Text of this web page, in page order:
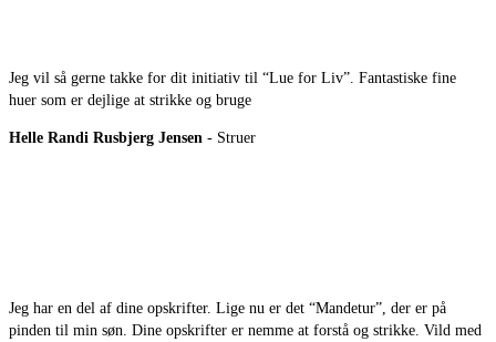
Jeg vil så gerne takke for dit initiativ til “Lue for Liv”. Fantastiske fine
huer som er dejlige at strikke og bruge
Helle Randi Rusbjerg Jensen - Struer
Jeg har en del af dine opskrifter. Lige nu er det “Mandetur”, der er på
pinden til min søn. Dine opskrifter er nemme at forstå og strikke. Vild med